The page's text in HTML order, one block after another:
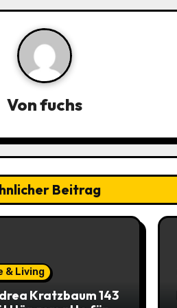
Vonfuchs
Beitrag
& Living
Kratzbaum 143